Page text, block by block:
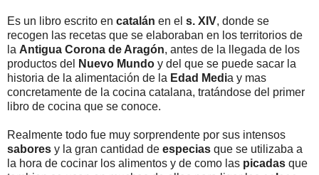
Es un libro escrito en catalán en el s. XIV, donde se
recogen las recetas que se elaboraban en los territorios de
la Antigua Corona de Aragón, antes de la llegada de los
productos del
Nuevo Mundo y del que se puede sacar la
historia de la alimentación de la Edad Media y mas
concretamente de la cocina catalana, tratándose del primer
libro de cocina que se conoce.
Realmente todo fue muy sorprendente por sus intensos
sabores y la gran cantidad de especias que se utilizaba a
la hora de cocinar los alimentos y de como las picadas que